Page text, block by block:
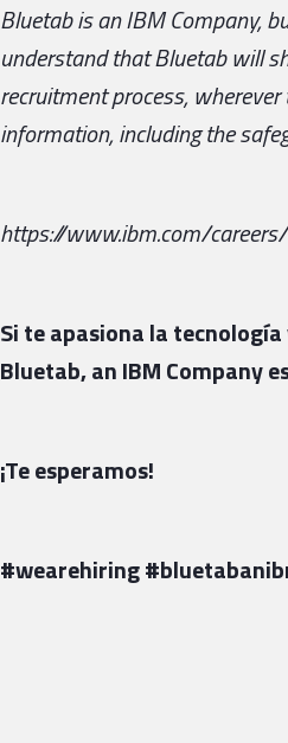
Bluetab is an IBM Company,
understand that Bluetab will
recruitment process,
information, including the
https://www.ibm.com/
Si te apasiona la
Bluetab, an IBM Company
¡Te esperamos!
#wearehiring